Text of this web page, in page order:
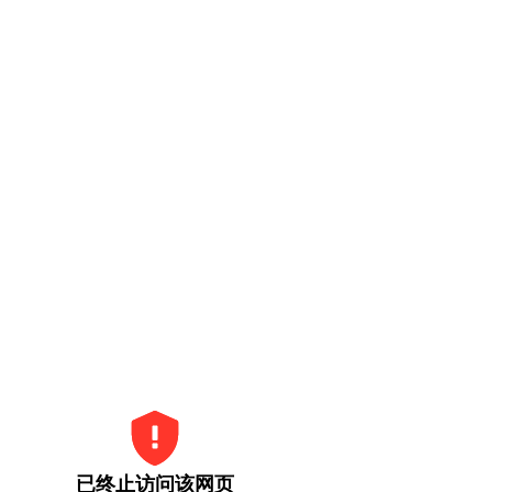
已终止访问该网页